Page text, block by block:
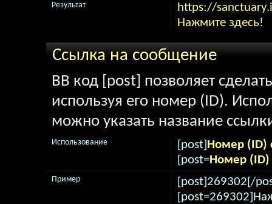
https://
Нажмите здесь!
Результат
Ссылка на сообщение
BB код [post] позволяет
используя его номер (ID).
можно указать название
[post] Номер (ID)
[post=Номер (ID)
Использование
[post]269302[/
Пример